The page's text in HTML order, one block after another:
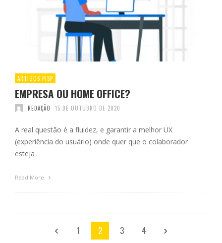
ARTIGOS PISP
EMPRESA OU HOME OFFICE?
REDAÇÃO 15 DE OUTUBRO DE 2020
A real questão é a fluidez, e garantir a melhor UX
(experiência do usuário) onde quer que o colaborador
esteja
Read More
1 2 3 4